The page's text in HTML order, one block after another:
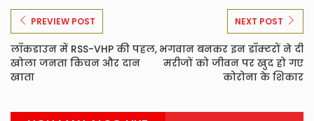
PREVIEW POST
लॉकडाउन में RSS-VHP की पहल,
खोला जनता किचन और दान
खाता
NEXT POST
भगवान बनकर इन डॉक्टरों ने दी
मरीजों को जीवन पर खुद हो गए
कोरोना के शिकार